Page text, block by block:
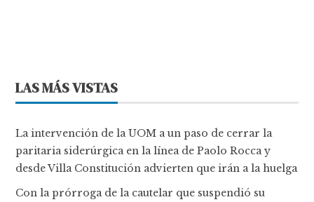
LAS MÁS VISTAS
La intervención de la UOM a un paso de cerrar la
paritaria siderúrgica en la línea de Paolo Rocca y
desde Villa Constitución advierten que irán a la huelga
Con la prórroga de la cautelar que suspendió su